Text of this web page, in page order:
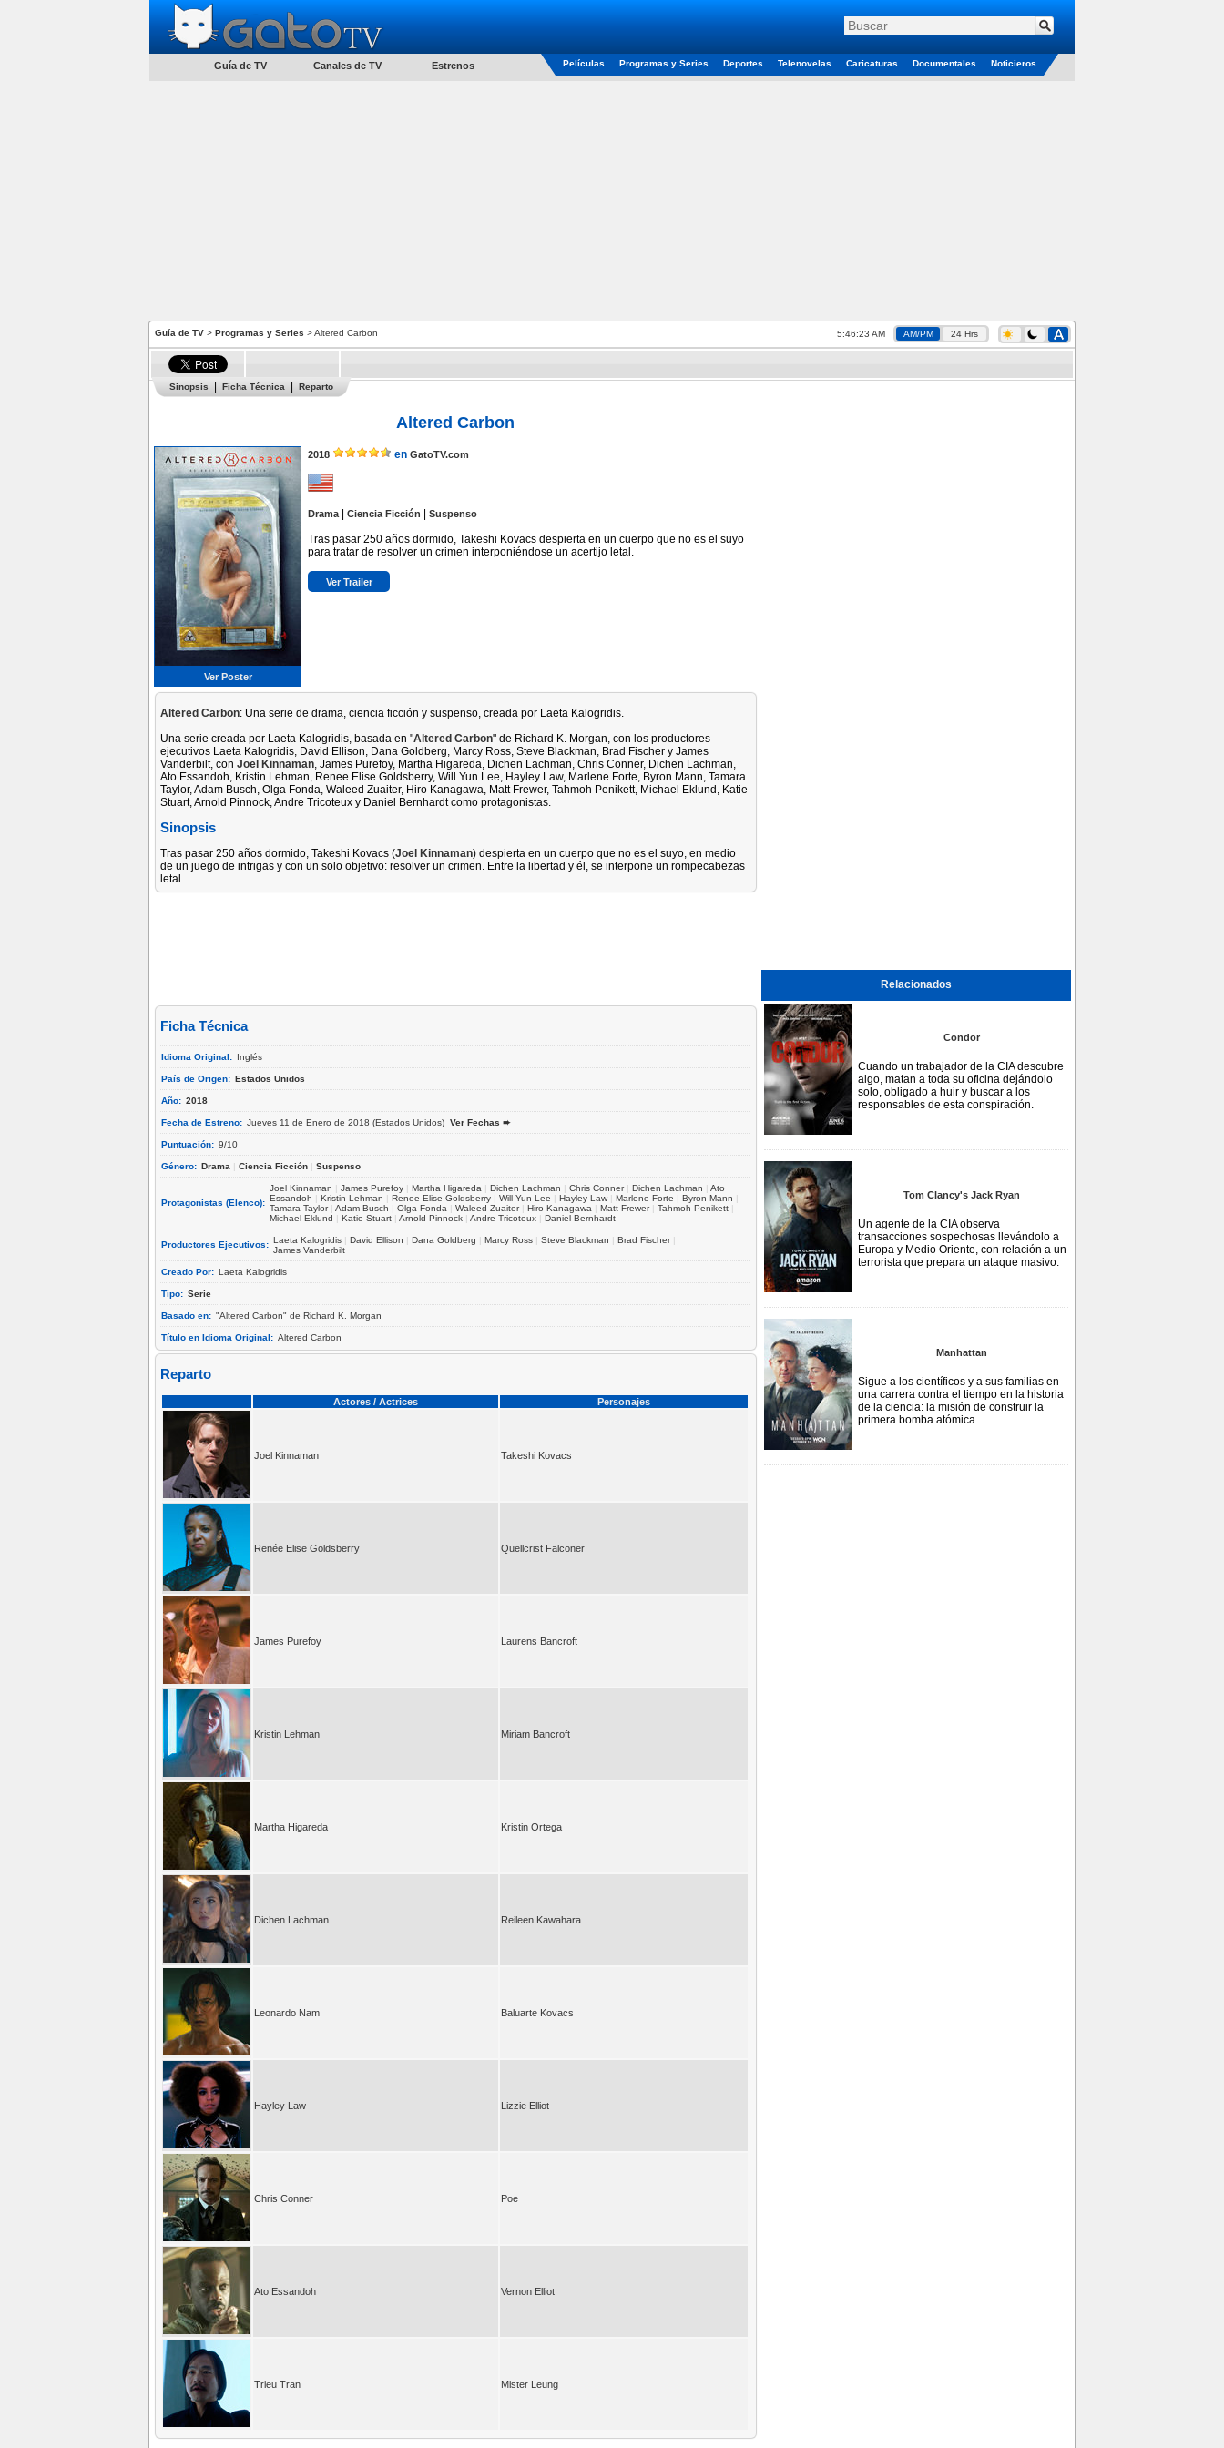
Guía de TV Canales de TV Estrenos Películas Programas y Series Deportes Telenovelas Caricaturas Documentales Noticieros
Guía de TV > Programas y Series > Altered Carbon 5:46:24 AM AM/PM 24 Hrs
Sinopsis Ficha Técnica Reparto
Altered Carbon
Ver Poster
2018 en GatoTV.com
Drama| Ciencia Ficción Suspenso
Tras pasar 250 años dormido, Takeshi Kovacs despierta en un cuerpo que no es el suyo
para tratar de resolver un crimen interponiéndose un acertijo letal.
Ver Trailer
Altered Carbon: Una serie de drama, ciencia ficción y suspenso, creada por Laeta Kalogridis.
Una serie creada por Laeta Kalogridis, basada en "Altered Carbon" de Richard K. Morgan, con los productores
ejecutivos Laeta Kalogridis, David Ellison, Dana Goldberg, Marcy Ross, Steve Blackman, Brad Fischer y James
Vanderbilt, con Joel Kinnaman, James Purefoy, Martha Higareda, Dichen Lachman, Chris Conner, Dichen Lachman,
Ato Essandoh, Kristin Lehman, Renee Elise Goldsberry, Will Yun Lee, Hayley Law, Marlene Forte, Byron Mann, Tamara
Taylor, Adam Busch, Olga Fonda, Waleed Zuaiter, Hiro Kanagawa, Matt Frewer, Tahmoh Penikett, Michael Eklund, Katie
Stuart, Arnold Pinnock, Andre Tricoteux y Daniel Bernhardt como protagonistas.
Sinopsis
Tras pasar 250 años dormido, Takeshi Kovacs (Joel Kinnaman) despierta en un cuerpo que no es el suyo, en medio
de un juego de intrigas y con un solo objetivo: resolver un crimen. Entre la libertad y él, se interpone un rompecabezas
letal.
Ficha Técnica
Idioma Original: Inglés
País de Origen: Estados Unidos
Año: 2018
Fecha de Estreno: Jueves 11 de Enero de 2018 (Estados Unidos) Ver Fechas ➨
Puntuación: 9/10
Género: Drama | Ciencia Ficción | Suspenso
Protagonistas (Elenco):
Joel Kinnaman | James Purefoy | Martha Higareda | Dichen Lachman | Chris Conner| Dichen Lachman | Ato
Essandoh | Kristin Lehman | Renee Elise Goldsberry | Will Yun Lee | Hayley Law | Marlene Forte | Byron Mann |
Tamara Taylor| Adam Busch | Olga Fonda | Waleed Zuaiter| Hiro Kanagawa | Matt Frewer| Tahmoh Penikett |
Michael Eklund | Katie Stuart | Arnold Pinnock | Andre Tricoteux | Daniel Bernhardt
Productores Ejecutivos: Laeta Kalogridis | David Ellison | Dana Goldberg | Marcy Ross | Steve Blackman | Brad Fischer|
James Vanderbilt
Creado Por: Laeta Kalogridis
Tipo: Serie
Basado en: "Altered Carbon" de Richard K. Morgan
Título en Idioma Original: Altered Carbon
Reparto
Actores / Actrices Personajes
Joel Kinnaman Takeshi Kovacs
Renée Elise Goldsberry Quellcrist Falconer
James Purefoy Laurens Bancroft
Kristin Lehman Miriam Bancroft
Martha Higareda Kristin Ortega
Dichen Lachman Reileen Kawahara
Leonardo Nam Baluarte Kovacs
Hayley Law Lizzie Elliot
Chris Conner Poe
Ato Essandoh Vernon Elliot
Trieu Tran Mister Leung
Relacionados
Condor
Cuando un trabajador de la CIA descubre
algo, matan a toda su oficina dejándolo
solo, obligado a huir y buscar a los
responsables de esta conspiración.
Tom Clancy's Jack Ryan
Un agente de la CIA observa
transacciones sospechosas llevándolo a
Europa y Medio Oriente, con relación a un
terrorista que prepara un ataque masivo.
Manhattan
Sigue a los científicos y a sus familias en
una carrera contra el tiempo en la historia
de la ciencia: la misión de construir la
primera bomba atómica.